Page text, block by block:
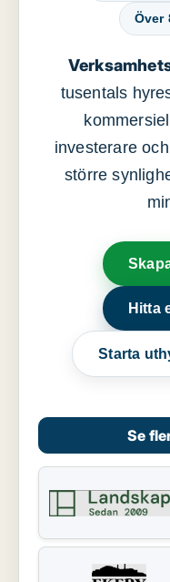
Över
tusentals
investerare
större
Hitta
Starta
Se